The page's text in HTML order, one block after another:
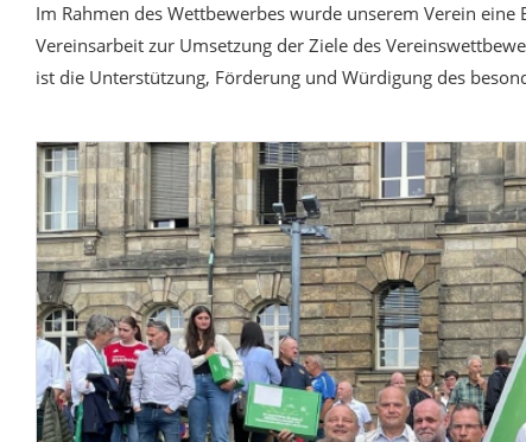
Im Rahmen des Wettbewerbes wurde unserem Verein
Vereinsarbeit zur Umsetzung der Ziele des
ist die Unterstützung, Förderung und Würdigung des